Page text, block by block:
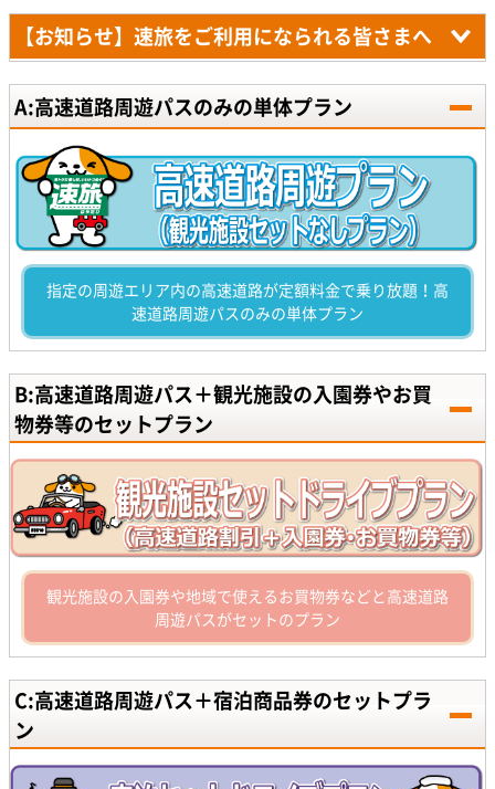
【お知らせ】速旅をご利用になられる皆さまへ
A:高速道路周遊パスのみの単体プラン
指定の周遊エリア内の高速道路が定額料金で乗り放題！高
速道路周遊パスのみの単体プラン
B:高速道路周遊パス＋観光施設の入園券やお買
物券等のセットプラン
観光施設の入園券や地域で使えるお買物券などと高速道路
周遊パスがセットのプラン
C:高速道路周遊パス＋宿泊商品券のセットプラ
ン